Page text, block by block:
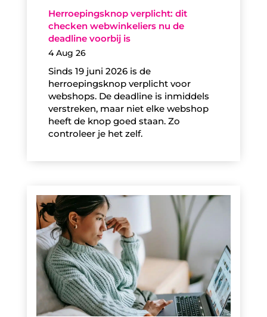
Herroepingsknop verplicht: dit
checken webwinkeliers nu de
deadline voorbij is
4 Aug 26
Sinds 19 juni 2026 is de
herroepingsknop verplicht voor
webshops. De deadline is inmiddels
verstreken, maar niet elke webshop
heeft de knop goed staan. Zo
controleer je het zelf.